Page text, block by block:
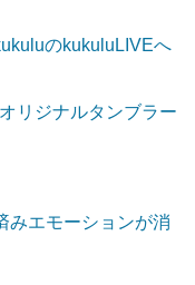
のkukuluLIVEへ
リジナルタンブラー
みエモーションが消